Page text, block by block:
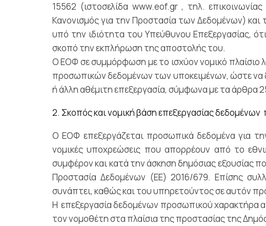
15562 (ιστοσελίδα www.eof.gr , τηλ.
Κανονισμός για την Προστασία των Δεδομένων) και
υπό την ιδιότητα του Υπεύθυνου Επεξεργασίας,
σκοπό την εκπλήρωση της αποστολής του.
Ο ΕΟΦ σε συμμόρφωση με το ισχύον νομικό πλαίσιο
προσωπικών δεδομένων των υποκειμένων, ώστε να
ή άλλη αθέμιτη επεξεργασία, σύμφωνα με τα άρθρα
2. Σκοπός και νομική βάση επεξεργασίας
Ο ΕΟΦ επεξεργάζεται προσωπικά δεδομένα για
νομικές υποχρεώσεις που απορρέουν από το
συμφέρον και κατά την άσκηση δημόσιας εξουσίας
Προστασία Δεδομένων (ΕΕ) 2016/679. Επίσης
συνάπτει, καθώς και του υπηρετούντος σε αυτόν
Η επεξεργασία δεδομένων προσωπικού χαρακτήρα
τον νομοθέτη στα πλαίσια της προστασίας της